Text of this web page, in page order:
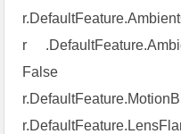
r
False